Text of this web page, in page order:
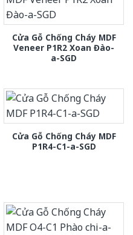
Cửa Gỗ Chống Cháy MDF
Veneer P1R2 Xoan Đào-
a-SGD
Cửa Gỗ Chống Cháy MDF
P1R4-C1-a-SGD